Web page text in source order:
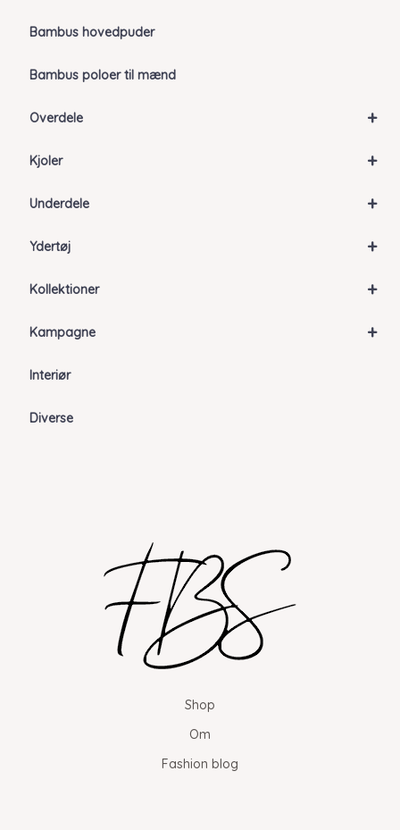
Bambus hovedpuder
Bambus poloer til mænd
+
Overdele
+
Kjoler
+
Underdele
+
Ydertøj
+
Kollektioner
+
Kampagne
Interiør
Diverse
Shop
Om
Fashion blog